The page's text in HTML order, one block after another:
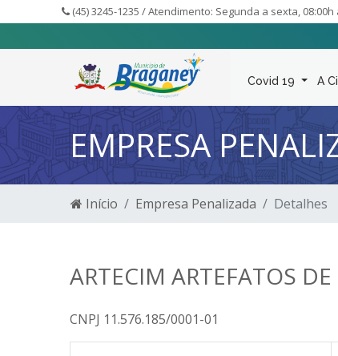
(45) 3245-1235 / Atendimento: Segunda a sexta, 08:00h
Covid 19 A
EMPRESA
Início Empresa Penalizada Detalhes
ARTECIM ARTEFATOS
CNPJ 11.576.185/0001-01